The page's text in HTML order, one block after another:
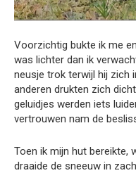
Voorzichtig bukte ik me
was lichter dan ik
neusje trok terwijl hij zich
anderen drukten zich
geluidjes werden iets
vertrouwen nam de
Toen ik mijn hut bereikte,
draaide de sneeuw in